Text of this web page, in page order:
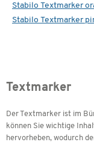
Stabilo Textmarker
Stabilo Textmarker
Textmarker
Der Textmarker ist im
können Sie wichtige
hervorheben, wodurch